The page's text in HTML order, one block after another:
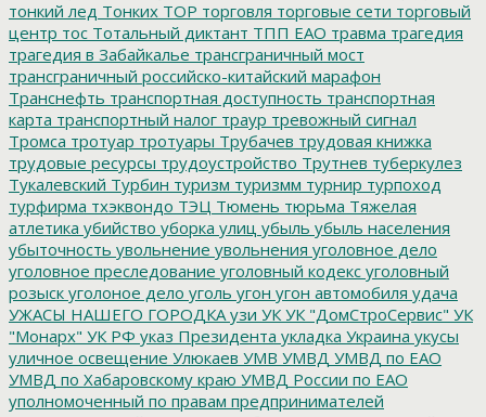
тонкий лед Тонких ТОР торговля торговые сети торговый
центр тос Тотальный диктант ТПП ЕАО травма трагедия
трагедия в Забайкалье трансграничный мост
трансграничный российско-китайский марафон
Транснефть транспортная доступность транспортная
карта транспортный налог траур тревожный сигнал
Тромса тротуар тротуары Трубачев трудовая книжка
трудовые ресурсы трудоустройство Трутнев туберкулез
Тукалевский Турбин туризм туризмм турнир турпоход
турфирма тхэквондо ТЭЦ Тюмень тюрьма Тяжелая
атлетика убийство уборка улиц убыль убыль населения
убыточность увольнение увольнения уголовное дело
уголовное преследование уголовный кодекс уголовный
розыск уголоное дело уголь угон угон автомобиля удача
УЖАСЫ НАШЕГО ГОРОДКА узи УК УК "ДомСтроСервис" УК
"Монарх" УК РФ указ Президента укладка Украина укусы
уличное освещение Улюкаев УМВ УМВД УМВД по ЕАО
УМВД по Хабаровскому краю УМВД России по ЕАО
уполномоченный по правам предпринимателей